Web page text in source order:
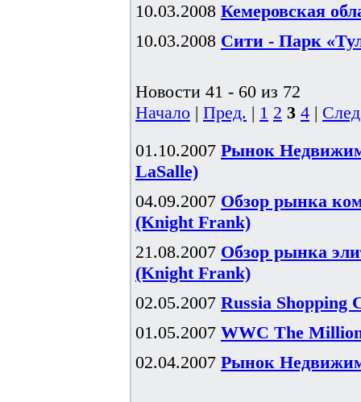
10.03.2008 Кемеровская
10.03.2008 Сити - Парк
Новости 41 - 60 из 72
Начало | Пред. | 1 2 3 4 |
01.10.2007 Рынок
LaSalle)
04.09.2007 Обзор рынка
(Knight Frank)
21.08.2007 Обзор рынка
(Knight Frank)
02.05.2007 Russia Shopping
01.05.2007 WWC The
02.04.2007 Рынок